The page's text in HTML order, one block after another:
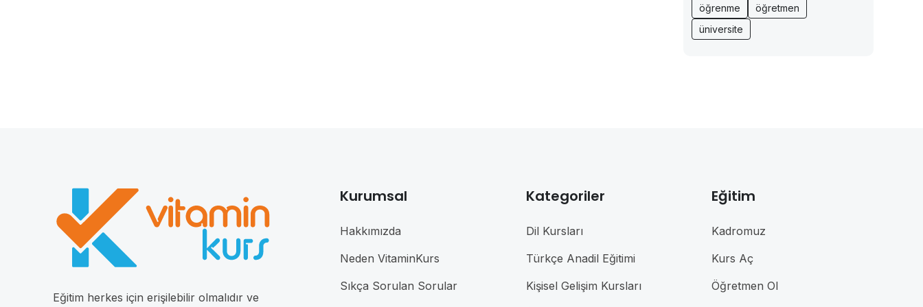
öğrenme
öğretmen
üniversite
Eğitim herkes için erişilebilir olmalıdır ve
Kurumsal
Hakkımızda
Neden VitaminKurs
Sıkça Sorulan Sorular
Kategoriler
Dil Kursları
Türkçe Anadil Eğitimi
Kişisel Gelişim Kursları
Eğitim
Kadromuz
Kurs Aç
Öğretmen Ol